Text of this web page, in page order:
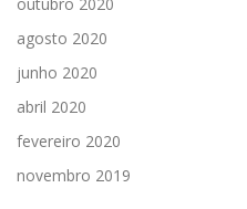
agosto 2020
junho 2020
abril 2020
fevereiro 2020
novembro 2019